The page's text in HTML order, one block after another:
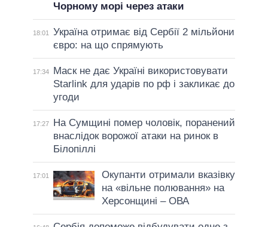
Чорному морі через атаки
18:01
Україна отримає від Сербії 2 мільйони
євро: на що спрямують
17:34
Маск не дає Україні використовувати
Starlink для ударів по рф і закликає до
угоди
17:27
На Сумщині помер чоловік, поранений
внаслідок ворожої атаки на ринок в
Білопіллі
17:01
Окупанти отримали вказівку
на «вільне полювання» на
Херсонщині – ОВА